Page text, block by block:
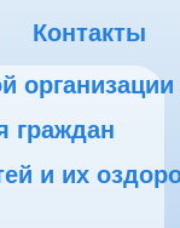
Контакты
организации
граждан
и их